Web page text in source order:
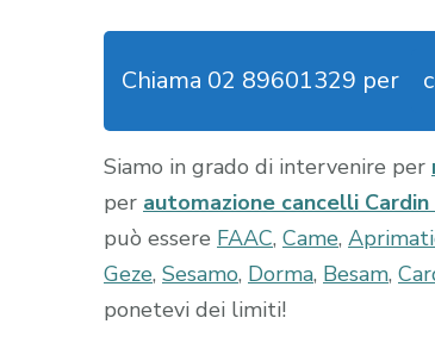
Chiama 02 89601329 per
Siamo in grado di intervenire per
per automazione cancelli
può essere FAAC, Came,
Geze, Sesamo, Dorma, Besam,
ponetevi dei limiti!